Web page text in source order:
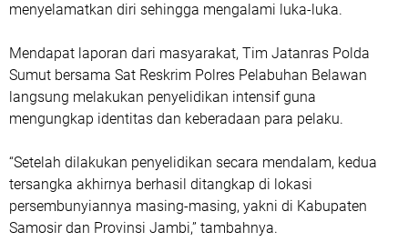
menyelamatkan diri sehingga mengalami luka-luka.
Mendapat laporan dari masyarakat, Tim Jatanras Polda
Sumut bersama Sat Reskrim Polres Pelabuhan Belawan
langsung melakukan penyelidikan intensif guna
mengungkap identitas dan keberadaan para pelaku.
“Setelah dilakukan penyelidikan secara mendalam, kedua
tersangka akhirnya berhasil ditangkap di lokasi
persembunyiannya masing-masing, yakni di Kabupaten
Samosir dan Provinsi Jambi,” tambahnya.